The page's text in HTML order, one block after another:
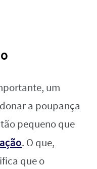
um
a poupança
pequeno que
. O que,
que o